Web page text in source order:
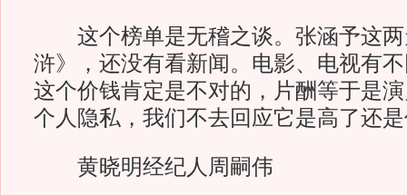
这个榜单是无稽之谈。张涵予这两
浒》，还没有看新闻。电影、电视有
这个价钱肯定是不对的，片酬等于是
个人隐私，我们不去回应它是高了还
黄晓明经纪人周嗣伟